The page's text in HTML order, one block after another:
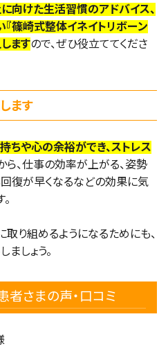
向けた生活習慣のアドバイス、
篠崎式整体イネイトリボーン
ますので、ぜひ役立ててくださ
ます
ちや心の余裕ができ、ストレス
ら、仕事の効率が上がる、姿勢
復が早くなるなどの効果に気
り組めるようになるためにも、
しょう。
さまの声・口コミ